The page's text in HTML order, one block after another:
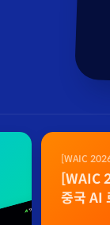
[WAIC
자료
[WAIC
중국 AI